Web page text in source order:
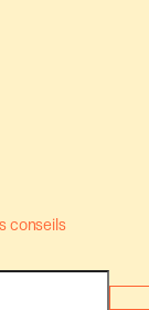
conseils